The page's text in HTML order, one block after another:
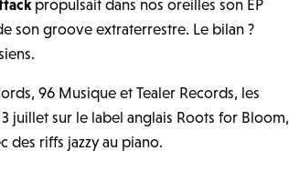
propulsait dans nos oreilles son EP
son groove extraterrestre. Le bilan ?
96 Musique et Tealer Records, les
juillet sur le label anglais Roots for Bloom,
des riffs jazzy au piano.